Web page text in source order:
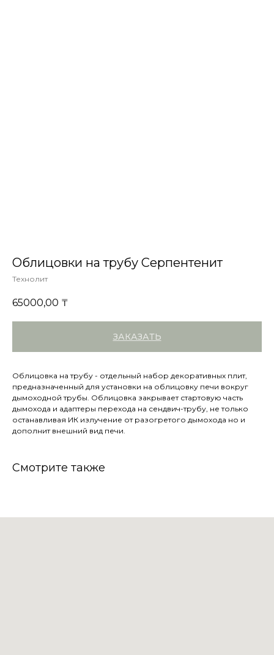
Облицовки на трубу Серпентенит
Технолит
65000,00 ₸
ЗАКАЗАТЬ
Облицовка на трубу - отдельный набор декоративных плит,
предназначенный для установки на облицовку печи вокруг
дымоходной трубы. Облицовка закрывает стартовую часть
дымохода и адаптеры перехода на сендвич-трубу, не только
останавливая ИК излучение от разогретого дымохода но и
дополнит внешний вид печи.
Смотрите также